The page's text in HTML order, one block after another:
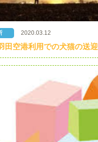
2020.03.12
田空港利用での犬猫の送迎